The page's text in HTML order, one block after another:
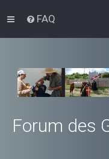
FAQ
Forum des